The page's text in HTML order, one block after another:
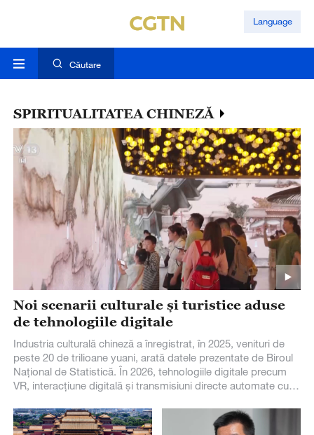
Language
Căutare
SPIRITUALITATEA CHINEZĂ
Noi scenarii culturale și turistice aduse
de tehnologiile digitale
Industria culturală chineză a înregistrat, în 2025, venituri de
peste 20 de trilioane yuani, arată datele prezentate de Biroul
Național de Statistică. În 2026, tehnologiile digitale precum
VR, interacțiune digitală și transmisiuni directe automate cu
sectorul consumului cultural și turistic, devenind un nou
motor al industriei culturale.